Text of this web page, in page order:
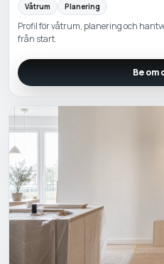
Våtrum
Planering
Profil för våtrum, planering och
från start.
Be om